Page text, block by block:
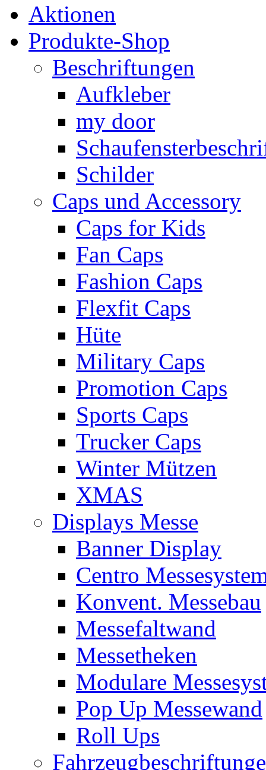
Aktionen
Produkte-Shop
Beschriftungen
Aufkleber
my door
Schilder
Caps und Accessory
Caps for Kids
Fan Caps
Fashion Caps
Flexfit Caps
Hüte
Military Caps
Promotion Caps
Sports Caps
Trucker Caps
Winter Mützen
XMAS
Displays Messe
Banner Display
Centro
Konvent. Messebau
Messefaltwand
Messetheken
Modulare
Pop Up Messewand
Roll Ups